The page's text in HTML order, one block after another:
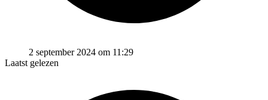
2 september 2024 om 11:29
Laatst gelezen